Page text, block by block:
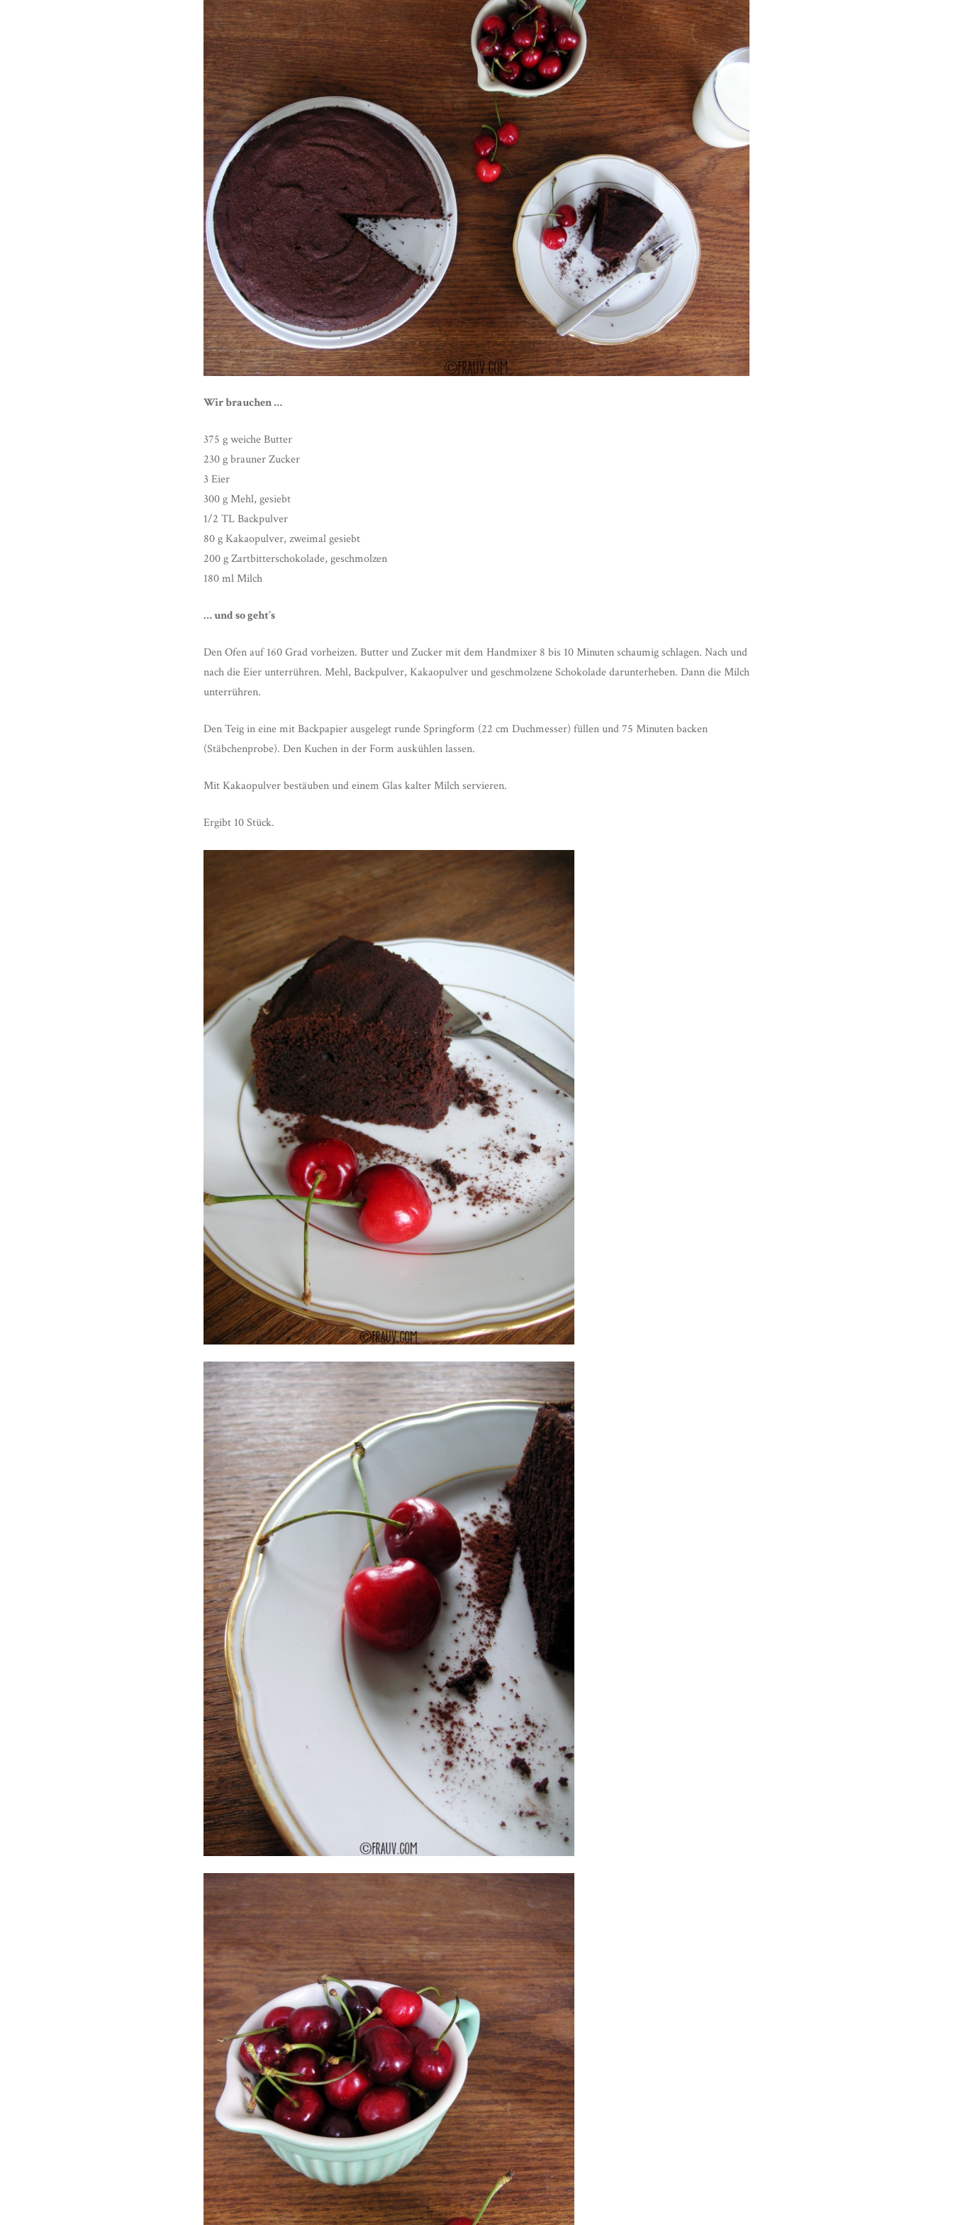
Wir brauchen …
375 g weiche Butter
230 g brauner Zucker
3 Eier
300 g Mehl, gesiebt
1/2 TL Backpulver
80 g Kakaopulver, zweimal gesiebt
200 g Zartbitterschokolade, geschmolzen
180 ml Milch
… und so geht’s
Den Ofen auf 160 Grad vorheizen. Butter und Zucker mit dem Handmixer 8 bis 10 Minuten schaumig schlagen. Nach und
nach die Eier unterrühren. Mehl, Backpulver, Kakaopulver und geschmolzene Schokolade darunterheben. Dann die Milch
unterrühren.
Den Teig in eine mit Backpapier ausgelegt runde Springform (22 cm Duchmesser) füllen und 75 Minuten backen
(Stäbchenprobe). Den Kuchen in der Form auskühlen lassen.
Mit Kakaopulver bestäuben und einem Glas kalter Milch servieren.
Ergibt 10 Stück.